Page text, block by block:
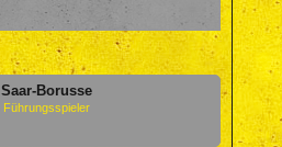
Saar-Borusse
Führungsspieler